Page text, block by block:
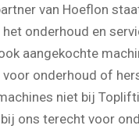
van Hoeflon
onderhoud en
aangekochte
onderhoud of
niet bij
bij ons terecht voor